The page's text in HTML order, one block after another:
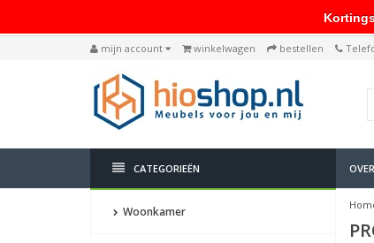
mijn account winkelwagen bestellen
CATEGORIEËN
Woonkamer